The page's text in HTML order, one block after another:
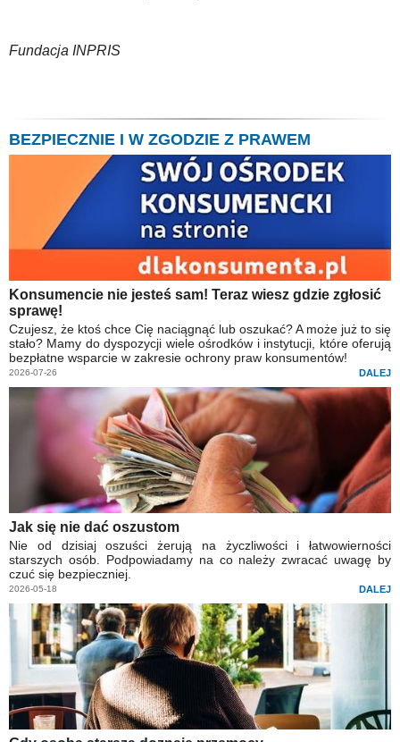
Fundacja INPRIS
BEZPIECZNIE I W ZGODZIE Z PRAWEM
Konsumencie nie jesteś sam! Teraz wiesz gdzie zgłosić
sprawę!
Czujesz, że ktoś chce Cię naciągnąć lub oszukać? A może już to się
stało? Mamy do dyspozycji wiele ośrodków i instytucji, które oferują
bezpłatne wsparcie w zakresie ochrony praw konsumentów!
2026-07-26 DALEJ
Jak się nie dać oszustom
Nie od dzisiaj oszuści żerują na życzliwości i łatwowierności
starszych osób. Podpowiadamy na co należy zwracać uwagę by
czuć się bezpieczniej.
2026-05-18 DALEJ